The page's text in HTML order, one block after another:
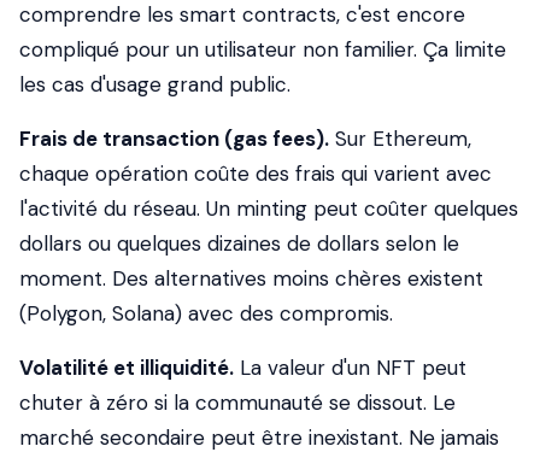
comprendre les smart contracts, c'est encore
compliqué pour un utilisateur non familier. Ça limite
les cas d'usage grand public.
Frais de transaction (gas fees). Sur Ethereum,
chaque opération coûte des frais qui varient avec
l'activité du réseau. Un minting peut coûter quelques
dollars ou quelques dizaines de dollars selon le
moment. Des alternatives moins chères existent
(Polygon, Solana) avec des compromis.
Volatilité et illiquidité. La valeur d'un NFT peut
chuter à zéro si la communauté se dissout. Le
marché secondaire peut être inexistant. Ne jamais